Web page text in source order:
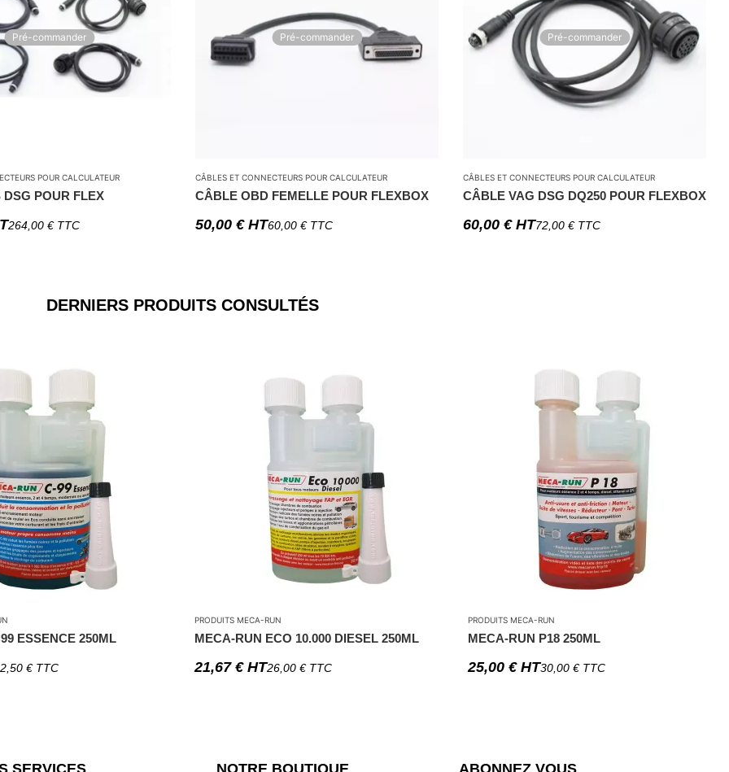
Pré-commander
POUR CALCULATEUR
POUR FLEX
264,00 €TTC
Pré-commander
CÂBLES ET CONNECTEURS POUR CALCULATEUR
CÂBLE OBD FEMELLE POUR FLEXBOX
50,00 €HT60,00 €TTC
Pré-commander
CÂBLES ET CONNECTEURS POUR CALCULATEUR
CÂBLE VAG DSG DQ250 POUR FLEXBOX
60,00 €HT72,00 €TTC
DERNIERS PRODUITS CONSULTÉS
ESSENCE 250ML
€TTC
PRODUITS MECA-RUN
MECA-RUN ECO 10.000 DIESEL 250ML
21,67 €HT26,00 €TTC
PRODUITS MECA-RUN
MECA-RUN P18 250ML
25,00 €HT30,00 €TTC